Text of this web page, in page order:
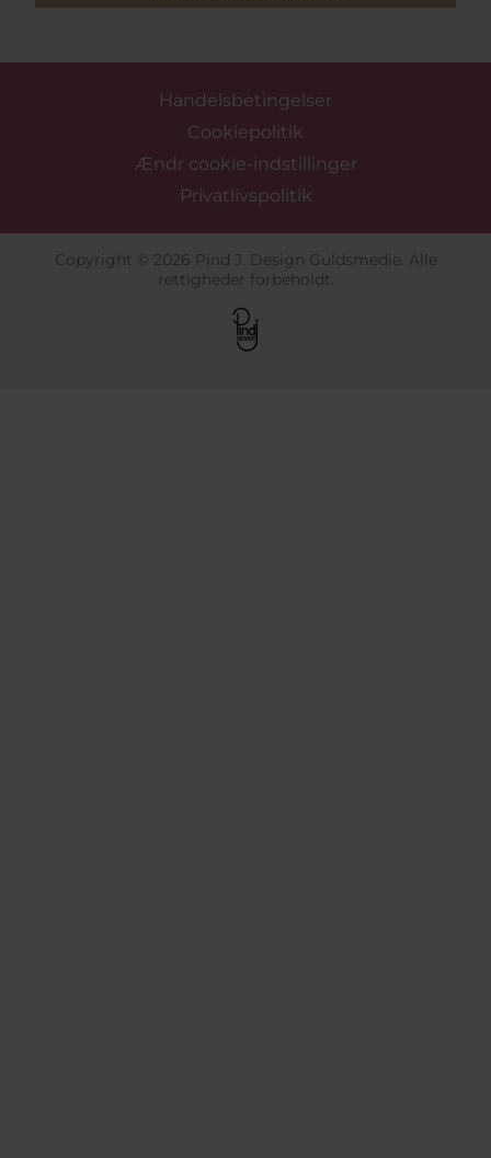
Handelsbetingelser
Cookiepolitik
Ændr cookie-indstillinger
Privatlivspolitik
Copyright © 2026 Pind J. Design Guldsmedie. Alle
rettigheder forbeholdt.